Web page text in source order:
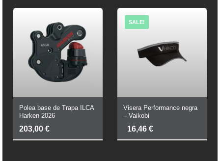
Polea base de Trapa ILCA
Harken 2026
203,00 €
SALE!
Visera Performance negra
– Vaikobi
El
Precio
16,46 €El
Precio